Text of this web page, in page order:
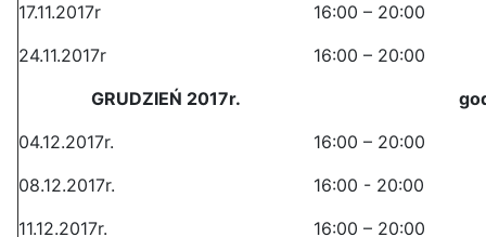
17.11.2017r
16:00 – 20:00
24.11.2017r
16:00 – 20:00
GRUDZIEŃ 2017r.
04.12.2017r.
16:00 – 20:00
08.12.2017r.
16:00 - 20:00
11.12.2017r.
16:00 – 20:00